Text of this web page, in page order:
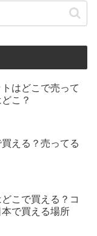
はどこで売って
こ？
える？売ってる
こで買える？コ
で買える場所